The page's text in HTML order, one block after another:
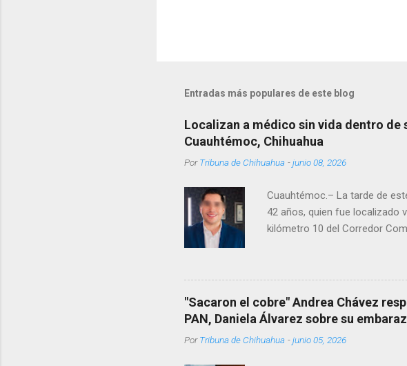
Entradas más populares de este blog
Localizan a médico sin vida dentro
Cuauhtémoc, Chihuahua
PorTribuna de Chihuahua -junio 08, 2026
Cuauhtémoc.– La tarde de
42 años, quien fue localizado
kilómetro 10 del Corredor
encontrándolo ya sin signos
Rotario en el periodo
"Sacaron el cobre" Andrea Chávez
PAN, Daniela Álvarez sobre su
PorTribuna de Chihuahua -junio 05, 2026